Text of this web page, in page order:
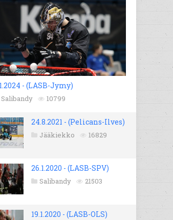
- (LASB-Jymy)
Salibandy 10799
24.8.2021 - (Pelicans-Ilves)
Jääkiekko 16829
26.1.2020 - (LASB-SPV)
Salibandy 21503
19.1.2020 - (LASB-OLS)